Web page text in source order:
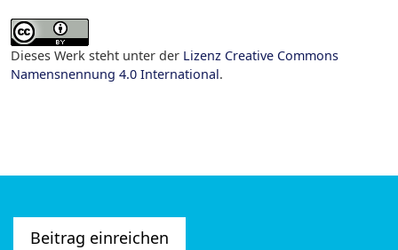
Dieses Werk steht unter der Lizenz Creative Commons
Namensnennung 4.0 International.
Beitrag einreichen